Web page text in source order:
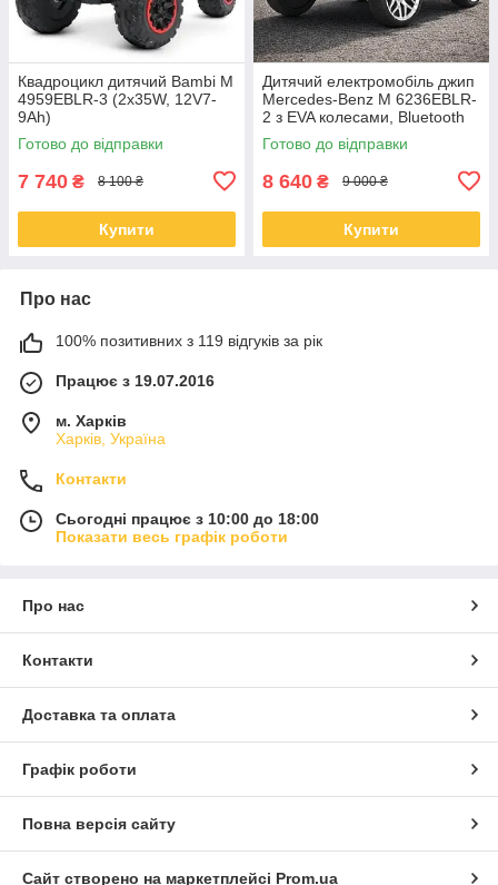
Квадроцикл дитячий Bambi M
4959EBLR-3 (2х35W, 12V7-
9Ah)
Готово до відправки
7 740 ₴ 8 100 ₴
Купити
Дитячий електромобіль джип
Mercedes-Benz M 6236EBLR-
2 з EVA колесами, Bluetooth
та музикою
Готово до відправки
8 640 ₴ 9 000 ₴
Купити
Про нас
100% позитивних з 119 відгуків за рік
Працює з 19.07.2016
м. Харків
Харків, Україна
Контакти
Сьогодні працює з 10:00 до 18:00
Показати весь графік роботи
Про нас
Контакти
Доставка та оплата
Графік роботи
Повна версія сайту
Сайт створено на маркетплейсі Prom.ua